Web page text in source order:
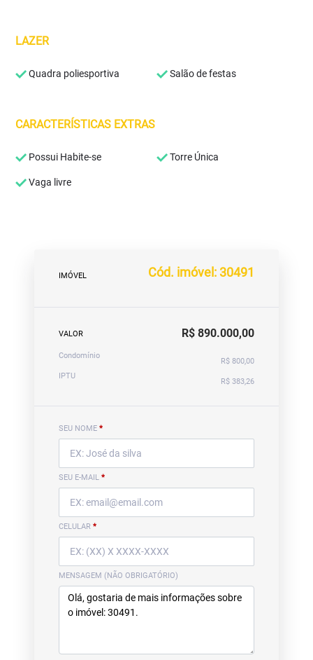
LAZER
Quadra poliesportiva Salão de festas
CARACTERÍSTICAS EXTRAS
Possui Habite-se Torre Única
Vaga livre
IMÓVEL Cód. imóvel: 30491
VALOR R$ 890.000,00
Condomínio
R$ 800,00
IPTU
R$ 383,26
SEU NOME *
SEU E-MAIL *
CELULAR *
MENSAGEM (NÃO OBRIGATÓRIO)